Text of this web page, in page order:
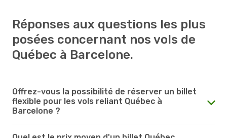
Réponses aux questions les plus
posées concernant nos vols de
Québec à Barcelone.
Offrez-vous la possibilité de réserver un billet
flexible pour les vols reliant Québec à
Barcelone ?